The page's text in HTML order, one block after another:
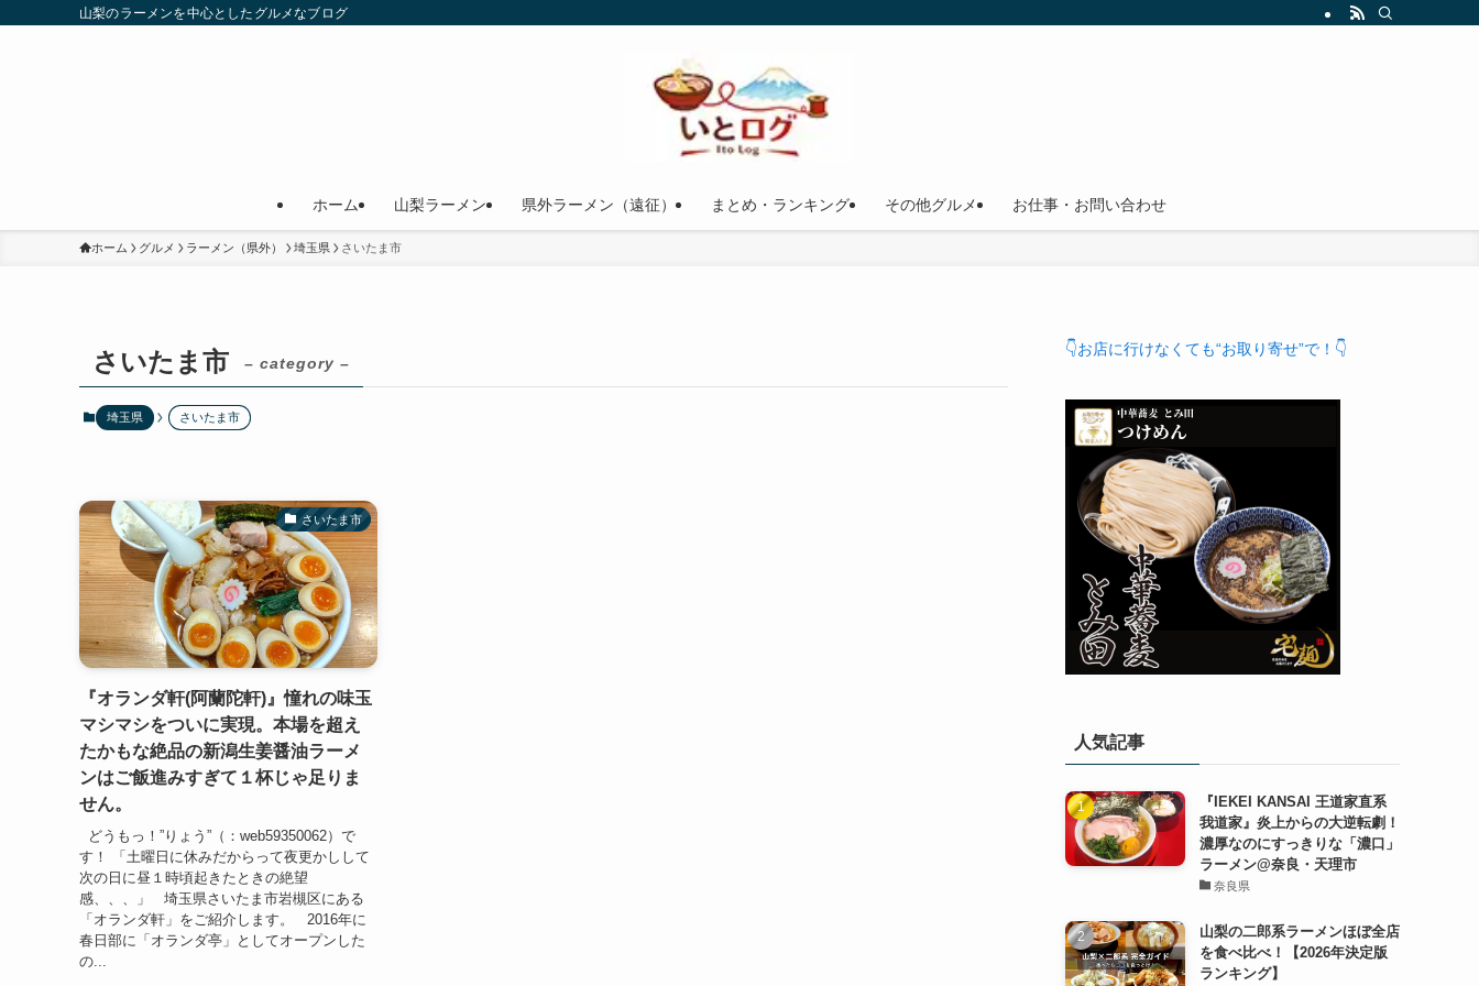
山梨のラーメンを中心としたグルメなブログ
ホーム 山梨ラーメン 県外ラーメン（遠征） まとめ・ランキング その他グルメ お仕事・お問い合わせ
ホーム グルメ ラーメン（県外） 埼玉県 さいたま市
さいたま市 – category –
埼玉県 さいたま市
さいたま市
『オランダ軒(阿蘭陀軒)』憧れの味玉
マシマシをついに実現。本場を超え
たかもな絶品の新潟生姜醤油ラーメ
ンはご飯進みすぎて１杯じゃ足りま
せん。
どうもっ！”りょう”（：web59350062）で
す！ 「土曜日に休みだからって夜更かしして
次の日に昼１時頃起きたときの絶望
感、、、」 埼玉県さいたま市岩槻区にある
「オランダ軒」をご紹介します。 2016年に
春日部に「オランダ亭」としてオープンした
の...
👇お店に行けなくても“お取り寄せ”で！👇
人気記事
『IEKEI KANSAI 王道家直系
我道家』炎上からの大逆転劇！
濃厚なのにすっきりな「濃口」
ラーメン@奈良・天理市
奈良県
山梨の二郎系ラーメンほぼ全店
を食べ比べ！【2026年決定版
ランキング】